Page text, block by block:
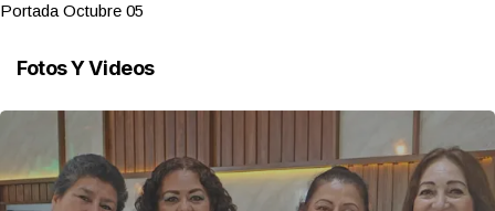
Portada Octubre 05
Fotos Y Videos